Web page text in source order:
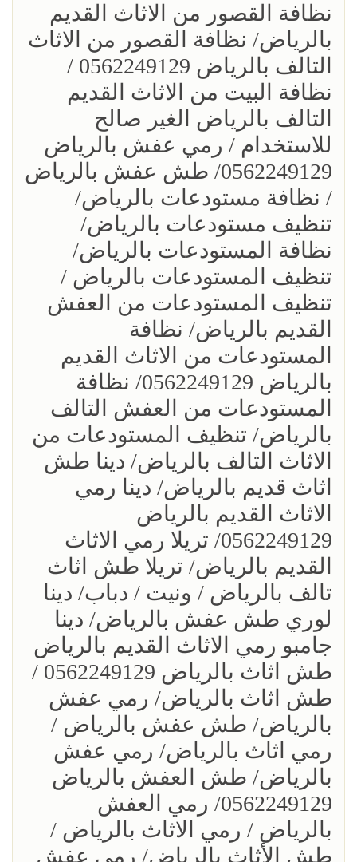
نظافة القصور من الاثاث القديم
بالرياض/ نظافة القصور من الاثاث
التالف بالرياض 0562249129 /
نظافة البيت من الاثاث القديم
التالف بالرياض الغير صالح
للاستخدام / رمي عفش بالرياض
0562249129/ طش عفش بالرياض
/ نظافة مستودعات بالرياض/
تنظيف مستودعات بالرياض/
نظافة المستودعات بالرياض/
تنظيف المستودعات بالرياض /
تنظيف المستودعات من العفش
القديم بالرياض/ نظافة
المستودعات من الاثاث القديم
بالرياض 0562249129/ نظافة
المستودعات من العفش التالف
بالرياض/ تنظيف المستودعات من
الاثاث التالف بالرياض/ دينا طش
اثاث قديم بالرياض/ دينا رمي
الاثاث القديم بالرياض
0562249129/ تريلا رمي الاثاث
القديم بالرياض/ تريلا طش اثاث
تالف بالرياض / ونيت / دباب/ دينا
لوري طش عفش بالرياض/ دينا
جامبو رمي الاثاث القديم بالرياض
طش اثاث بالرياض 0562249129 /
طش اثاث بالرياض/ رمي عفش
بالرياض/ طش عفش بالرياض /
رمي اثاث بالرياض/ رمي عفش
بالرياض/ طش العفش بالرياض
0562249129/ رمي العفش
بالرياض / رمي الاثاث بالرياض /
طش الأثاث بالرياض/ رمي عفش